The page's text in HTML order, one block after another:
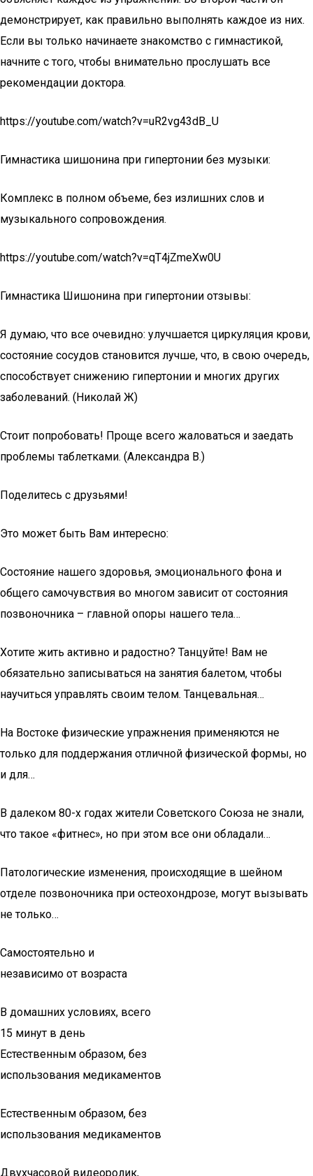
демонстрирует, как правильно выполнять каждое из них.
Если вы только начинаете знакомство с гимнастикой,
начните с того, чтобы внимательно прослушать все
рекомендации доктора.
https://youtube.com/watch?v=uR2vg43dB_U
Гимнастика шишонина при гипертонии без музыки:
Комплекс в полном объеме, без излишних слов и
музыкального сопровождения.
https://youtube.com/watch?v=qT4jZmeXw0U
Гимнастика Шишонина при гипертонии отзывы:
Я думаю, что все очевидно: улучшается циркуляция крови,
состояние сосудов становится лучше, что, в свою очередь,
способствует снижению гипертонии и многих других
заболеваний. (Николай Ж)
Стоит попробовать! Проще всего жаловаться и заедать
проблемы таблетками. (Александра В.)
Поделитесь с друзьями!
Это может быть Вам интересно:
Состояние нашего здоровья, эмоционального фона и
общего самочувствия во многом зависит от состояния
позвоночника – главной опоры нашего тела…
Хотите жить активно и радостно? Танцуйте! Вам не
обязательно записываться на занятия балетом, чтобы
научиться управлять своим телом. Танцевальная…
На Востоке физические упражнения применяются не
только для поддержания отличной физической формы, но
и для…
В далеком 80-х годах жители Советского Союза не знали,
что такое «фитнес», но при этом все они обладали…
Патологические изменения, происходящие в шейном
отделе позвоночника при остеохондрозе, могут вызывать
не только…
Самостоятельно и
независимо от возраста
В домашних условиях, всего
15 минут в день
Естественным образом, без
использования медикаментов
Естественным образом, без
использования медикаментов
Двухчасовой видеоролик,